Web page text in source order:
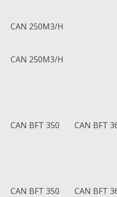
CAN 250M3/H
CAN 250M3/H
CAN BFT 350 CAN BFT
CAN BFT 350 CAN BFT